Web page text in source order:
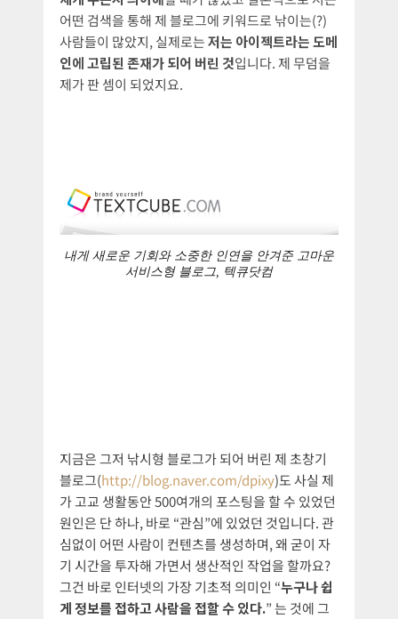
어떤 검색을 통해 제 블로그에 키워드로 낚이는(?)
사람들이 많았지, 실제로는저는 아이젝트라는 도메
인에 고립된 존재가 되어 버린 것입니다. 제 무덤을
제가 판 셈이 되었지요.
내게 새로운 기회와 소중한 인연을 안겨준 고마운
서비스형 블로그, 텍큐닷컴
지금은 그저 낚시형 블로그가 되어 버린 제 초창기
블로그(http://blog.naver.com/dpixy)도 사실 제
가 고교 생활동안 500여개의 포스팅을 할 수 있었던
원인은 단 하나, 바로 “관심”에 있었던 것입니다. 관
심없이 어떤 사람이 컨텐츠를 생성하며, 왜 굳이 자
기 시간을 투자해 가면서 생산적인 작업을 할까요?
그건 바로 인터넷의 가장 기초적 의미인 “누구나 쉽
게 정보를 접하고 사람을 접할 수 있다.” 는 것에 그